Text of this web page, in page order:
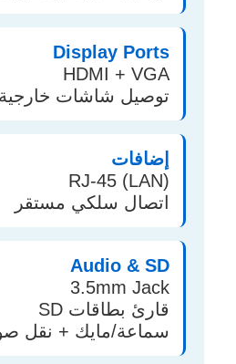
Display Ports
HDMI + VGA
توصيل شاشات
إضافات
RJ-45 (LAN)
اتصال سلكي مستقر
Audio & SD
3.5mm Jack
قارئ بطاقات SD
سماعة/مايك + نقل